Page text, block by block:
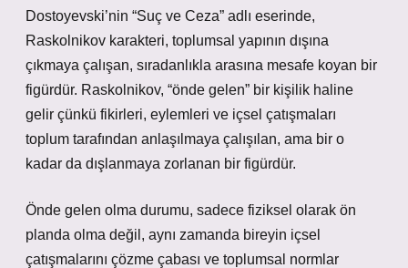
Dostoyevski’nin “Suç ve Ceza” adlı eserinde,
Raskolnikov karakteri, toplumsal yapının dışına
çıkmaya çalışan, sıradanlıkla arasına mesafe koyan bir
figürdür. Raskolnikov, “önde gelen” bir kişilik haline
gelir çünkü fikirleri, eylemleri ve içsel çatışmaları
toplum tarafından anlaşılmaya çalışılan, ama bir o
kadar da dışlanmaya zorlanan bir figürdür.
Önde gelen olma durumu, sadece fiziksel olarak ön
planda olma değil, aynı zamanda bireyin içsel
çatışmalarını çözme çabası ve toplumsal normlar